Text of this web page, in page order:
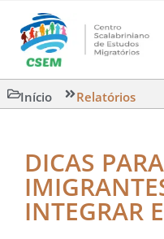
Início Relatórios
DICAS
INTEGRAR